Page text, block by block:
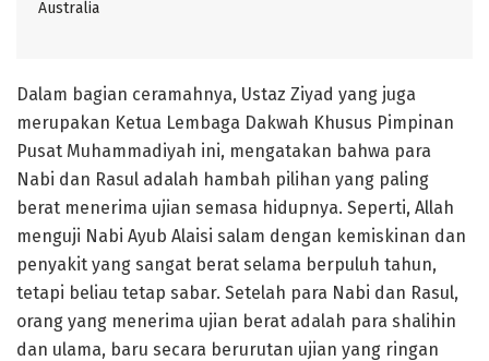
Australia
Dalam bagian ceramahnya, Ustaz Ziyad yang juga
merupakan Ketua Lembaga Dakwah Khusus Pimpinan
Pusat Muhammadiyah ini, mengatakan bahwa para
Nabi dan Rasul adalah hambah pilihan yang paling
berat menerima ujian semasa hidupnya. Seperti, Allah
menguji Nabi Ayub Alaisi salam dengan kemiskinan dan
penyakit yang sangat berat selama berpuluh tahun,
tetapi beliau tetap sabar. Setelah para Nabi dan Rasul,
orang yang menerima ujian berat adalah para shalihin
dan ulama, baru secara berurutan ujian yang ringan